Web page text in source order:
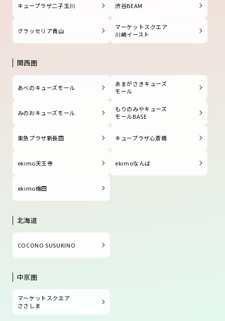
キュープラザ二子玉川 渋谷BEAM
グラッセリア青山
マーケットスクエア
川崎イースト
関西圏
あべのキューズモール
あまがさきキューズ
モール
みのおキューズモール
もりのみやキューズ
モールBASE
東急プラザ新長田 キュープラザ心斎橋
ekimo天王寺 ekimoなんば
ekimo梅田
北海道
COCONO SUSUKINO
中京圏
マーケットスクエア
ささしま